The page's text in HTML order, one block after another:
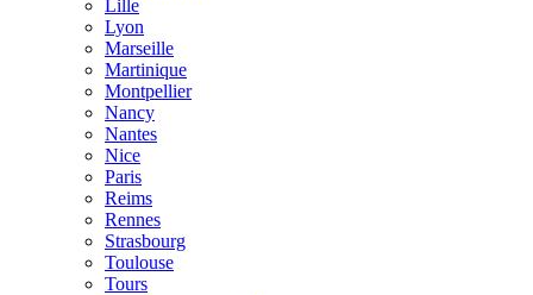
Lille
Lyon
Marseille
Martinique
Montpellier
Nancy
Nantes
Nice
Paris
Reims
Rennes
Strasbourg
Toulouse
Tours